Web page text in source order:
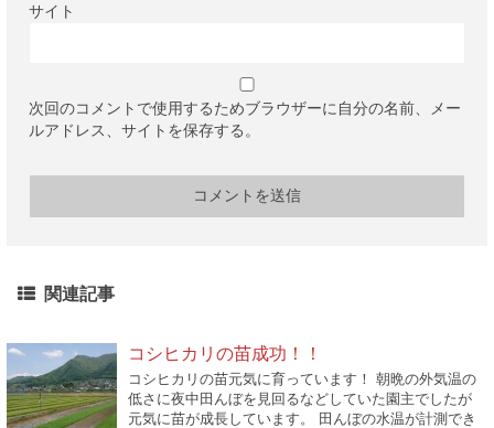
サイト
次回のコメントで使用するためブラウザーに自分の名前、メー
ルアドレス、サイトを保存する。
関連記事
コシヒカリの苗成功！！
コシヒカリの苗元気に育っています！ 朝晩の外気温の
低さに夜中田んぼを見回るなどしていた園主でしたが
元気に苗が成長しています。 田んぼの水温が計測でき